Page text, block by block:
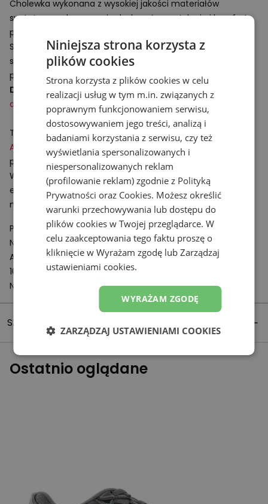
Cholewka wykonana z wysokiej jakości materiałów
syntetycznych zapewnia doskonałą wentylację i komfort
podczas noszenia.
System amortyzacjiABZORBw podeszwie środkowej
skutecznie pochłania wstrząsy, zwiększając wygodę
podczas chodzenia.
Dziecięce sneakersy
z serii 740 doskonale uzupełnią
damską
odzież sportową.
Technologie:
ABZORB
– rozwiązanie wspomagające amortyzacje
podeszwy obuwia.
Wykonany z polimeru komponent absorbuje i rozprasza
energię powstającą podczas uderzeń o twarde
nawierzchnie.
Podmiot odpowiedzialny:
New Balance Europe BV
A-Factorij, Pilotenstraat 35 – 45
1059 CH Amsterdam
Netherlands
Szczegóły produktu
Ostatnio oglądane
Niniejsza strona korzysta z
plików cookies
Strona korzysta z plików cookies w celu
realizacji usług w tym m.in. związanych z
poprawnym funkcjonowaniem serwisu,
dostosowywaniem jego treści, analizą i
badaniami korzystania z serwisu, czy też
wyświetlania spersonalizowanych i
niespersonalizowanych reklam
(profilowanie reklam) zgodnie z Polityką
Prywatności oraz Cookies. Możesz określić
warunki przechowywania lub dostępu do
plików cookies w Twojej przeglądarce. W
celu zaakceptowania tego faktu proszę o
kliknięcie w Wyrażam zgodę lub Zarządzaj
ustawieniami cookies.
WYRAŻAM ZGODĘ
ZARZĄDZAJ USTAWIENIAMI COOKIES